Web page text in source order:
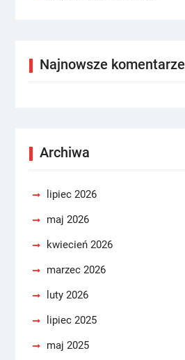
Najnowsze komentarze
Archiwa
lipiec 2026
maj 2026
kwiecień 2026
marzec 2026
luty 2026
lipiec 2025
maj 2025